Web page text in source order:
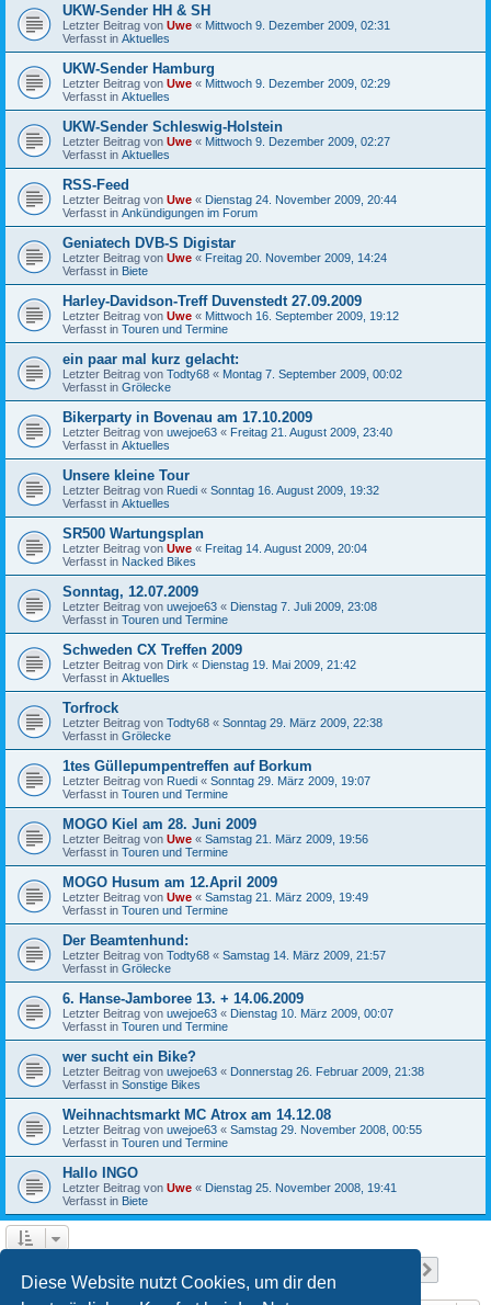
Diese Website nutzt Cookies, um dir den
UKW-Sender HH & SH
Letzter Beitrag von Uwe « Mittwoch 9. Dezember 2009, 02:31
Verfasst in Aktuelles
UKW-Sender Hamburg
Letzter Beitrag von Uwe « Mittwoch 9. Dezember 2009, 02:29
Verfasst in Aktuelles
UKW-Sender Schleswig-Holstein
Letzter Beitrag von Uwe « Mittwoch 9. Dezember 2009, 02:27
Verfasst in Aktuelles
RSS-Feed
Letzter Beitrag von Uwe « Dienstag 24. November 2009, 20:44
Verfasst in Ankündigungen im Forum
Geniatech DVB-S Digistar
Letzter Beitrag von Uwe « Freitag 20. November 2009, 14:24
Verfasst in Biete
Harley-Davidson-Treff Duvenstedt 27.09.2009
Letzter Beitrag von Uwe « Mittwoch 16. September 2009, 19:12
Verfasst in Touren und Termine
ein paar mal kurz gelacht:
Letzter Beitrag von Todty68 « Montag 7. September 2009, 00:02
Verfasst in Grölecke
Bikerparty in Bovenau am 17.10.2009
Letzter Beitrag von uwejoe63 « Freitag 21. August 2009, 23:40
Verfasst in Aktuelles
Unsere kleine Tour
Letzter Beitrag von Ruedi « Sonntag 16. August 2009, 19:32
Verfasst in Aktuelles
SR500 Wartungsplan
Letzter Beitrag von Uwe « Freitag 14. August 2009, 20:04
Verfasst in Nacked Bikes
Sonntag, 12.07.2009
Letzter Beitrag von uwejoe63 « Dienstag 7. Juli 2009, 23:08
Verfasst in Touren und Termine
Schweden CX Treffen 2009
Letzter Beitrag von Dirk « Dienstag 19. Mai 2009, 21:42
Verfasst in Aktuelles
Torfrock
Letzter Beitrag von Todty68 « Sonntag 29. März 2009, 22:38
Verfasst in Grölecke
1tes Güllepumpentreffen auf Borkum
Letzter Beitrag von Ruedi « Sonntag 29. März 2009, 19:07
Verfasst in Touren und Termine
MOGO Kiel am 28. Juni 2009
Letzter Beitrag von Uwe « Samstag 21. März 2009, 19:56
Verfasst in Touren und Termine
MOGO Husum am 12.April 2009
Letzter Beitrag von Uwe « Samstag 21. März 2009, 19:49
Verfasst in Touren und Termine
Der Beamtenhund:
Letzter Beitrag von Todty68 « Samstag 14. März 2009, 21:57
Verfasst in Grölecke
6. Hanse-Jamboree 13. + 14.06.2009
Letzter Beitrag von uwejoe63 « Dienstag 10. März 2009, 00:07
Verfasst in Touren und Termine
wer sucht ein Bike?
Letzter Beitrag von uwejoe63 « Donnerstag 26. Februar 2009, 21:38
Verfasst in Sonstige Bikes
Weihnachtsmarkt MC Atrox am 14.12.08
Letzter Beitrag von uwejoe63 « Samstag 29. November 2008, 00:55
Verfasst in Touren und Termine
Hallo INGO
Letzter Beitrag von Uwe « Dienstag 25. November 2008, 19:41
Verfasst in Biete